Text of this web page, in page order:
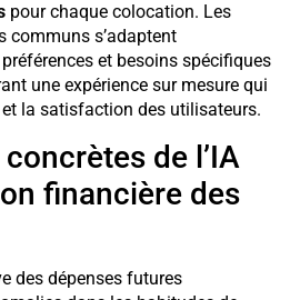
pour chaque colocation. Les
communs s’adaptent
et besoins spécifiques
une expérience sur mesure qui
la satisfaction des utilisateurs.
de l’IA
financière des
des dépenses futures